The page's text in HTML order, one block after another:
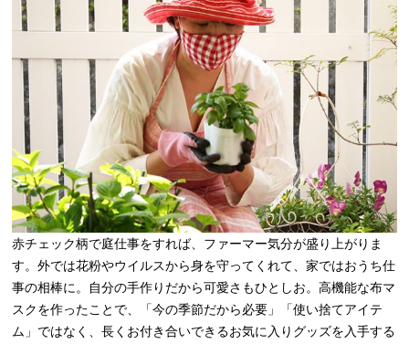
赤チェック柄で庭仕事をすれば、ファーマー気分が盛り上がりま
す。外では花粉やウイルスから身を守ってくれて、家ではおうち仕
事の相棒に。自分の手作りだから可愛さもひとしお。高機能な布マ
スクを作ったことで、「今の季節だから必要」「使い捨てアイテ
ム」ではなく、長くお付き合いできるお気に入りグッズを入手する